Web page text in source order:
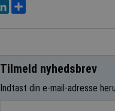
LinkedIn
Tilmeld nyhedsbrev
Indtast din e-mail-adresse